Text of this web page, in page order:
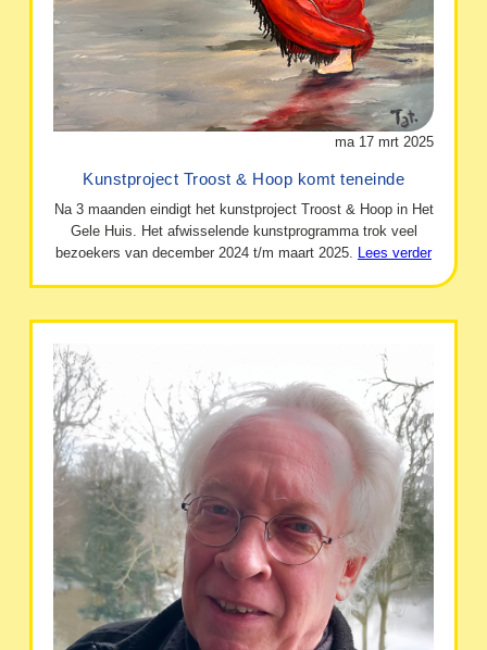
ma 17 mrt 2025
Kunstproject Troost & Hoop komt teneinde
Na 3 maanden eindigt het kunstproject Troost & Hoop in Het
Gele Huis. Het afwisselende kunstprogramma trok veel
bezoekers van december 2024 t/m maart 2025. Lees verder